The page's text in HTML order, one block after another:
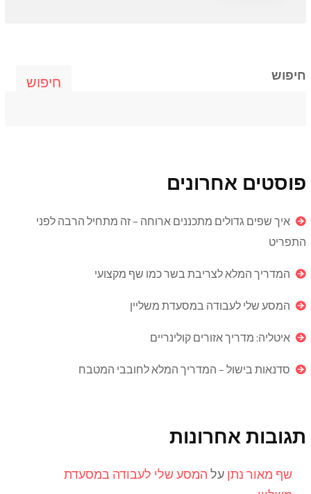
חיפוש חיפוש
פוסטים אחרונים
איך שפים גדולים מתכננים ארוחה – זה מתחיל הרבה לפני
התפריט
המדריך המלא לצריבת בשר כמו שף מקצועי
המסע שלי לעבודה במסעדת משליין
איטליה: מדריך אזורים קולינריים
סדנאות בישול – המדריך המלא לחובבי המטבח
תגובות אחרונות
שף מאור נתן על המסע שלי לעבודה במסעדת